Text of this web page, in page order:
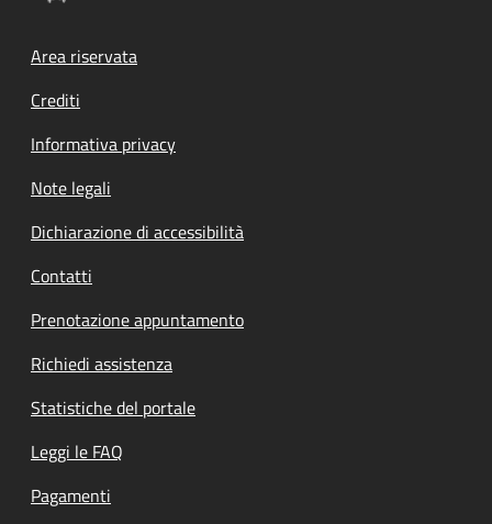
Footer menu
Area riservata
Crediti
Informativa privacy
Note legali
Dichiarazione di accessibilità
Contatti
Prenotazione appuntamento
Richiedi assistenza
Statistiche del portale
Leggi le FAQ
Pagamenti